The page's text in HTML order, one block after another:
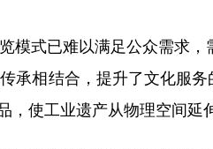
式已难以满足公众需求，
承相结合，提升了文化服
使工业遗产从物理空间延